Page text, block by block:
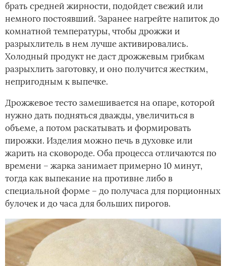
брать средней жирности, подойдет свежий или
немного постоявший. Заранее нагрейте напиток до
комнатной температуры, чтобы дрожжи и
разрыхлитель в нем лучше активировались.
Холодный продукт не даст дрожжевым грибкам
разрыхлить заготовку, и оно получится жестким,
непригодным к выпечке.
Дрожжевое тесто замешивается на опаре, которой
нужно дать подняться дважды, увеличиться в
объеме, а потом раскатывать и формировать
пирожки. Изделия можно печь в духовке или
жарить на сковороде. Оба процесса отличаются по
времени – жарка занимает примерно 10 минут,
тогда как выпекание на противне либо в
специальной форме – до получаса для порционных
булочек и до часа для больших пирогов.